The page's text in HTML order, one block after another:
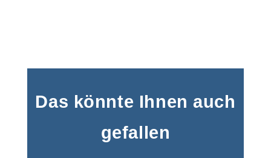
Das könnte Ihnen auch
gefallen